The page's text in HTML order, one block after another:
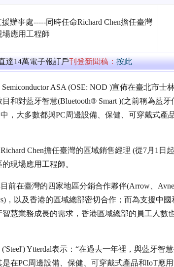
辦事處-----同時任命Richard Chen擔任臺灣
場應用工程師
達14萬電子報訂戶刊登新聞稿：按此
ASA (OSE: NOD )宣佈在臺北市士
和對藍牙智慧(Bluetooth® Smart )(之前稱為藍牙
，大多數都與PC周邊設備、保健、可穿戴式產
Chen擔任臺灣的區域銷售經理 (從7月1日
現場應用工程師。
前在臺灣的四家地區分銷合作夥伴(Arrow、
，以及香港的區域總部密切合作；而為支援中
慧業務成長的需求，香港區域總部的員工人數
Ytterdal表示：“在過去一年裡，與藍牙智
在PC周邊設備、保健、可穿戴式產品和IoT應